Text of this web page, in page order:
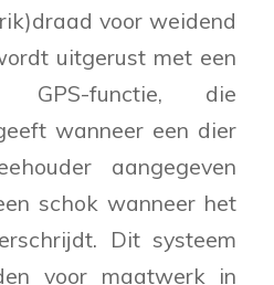
voor weidend
uitgerust met een
GPS-functie, die
wanneer een dier
aangegeven
schok wanneer het
Dit systeem
voor maatwerk in